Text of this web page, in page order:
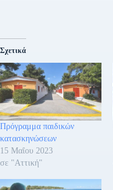
Σχετικά
Πρόγραμμα παιδικών
κατασκηνώσεων
15 Μαΐου 2023
σε "Αττική"